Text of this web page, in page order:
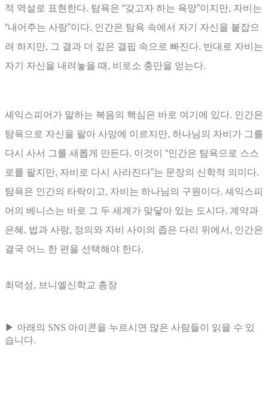
적 역설로 표현한다. 탐욕은 “갖고자 하는 욕망”이지만, 자비는
“내어주는 사랑”이다. 인간은 탐욕 속에서 자기 자신을 붙잡으
려 하지만, 그 결과 더 깊은 결핍 속으로 빠진다. 반대로 자비는
자기 자신을 내려놓을 때 , 비로소 충만을 얻는다.
셰익스피어가 말하는 복음의 핵심은 바로 여기에 있다. 인간은
탐욕으로 자신을 팔아 사망에 이르지만, 하나님의 자비가 그를
다시 사서 그를 새롭게 만든다. 이것이 “인간은 탐욕으로 스스
로를 팔지만, 자비로 다시 사라진다”는 문장의 신학적 의미다.
탐욕은 인간의 타락이고, 자비는 하나님의 구원이다. 셰익스피
어의 베니스는 바로 그 두 세계가 맞닿아 있는 도시다. 계약과
은혜 , 법과 사랑, 정의와 자비 사이의 좁은 다리 위에서 , 인간은
결국 어느 한 편을 선택해야 한다.
최덕성, 브니엘신학교 총장
▶ 아래의 SNS 아이콘을 누르시면 많은 사람들이 읽을 수 있
습니다.